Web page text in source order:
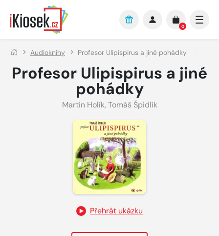
Přejít na hlavní obsah
0
Audioknihy Profesor Ulipispirus a jiné pohádky
Profesor Ulipispirus a jiné
pohádky
Martin Holík, Tomáš Špidlík
Přehrát ukázku